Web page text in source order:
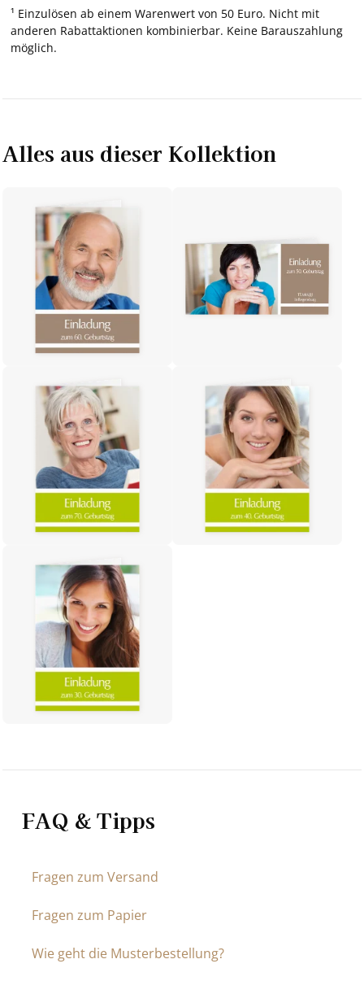
¹ Einzulösen ab einem Warenwert von 50 Euro. Nicht mit
anderen Rabattaktionen kombinierbar. Keine Barauszahlung
möglich.
Alles aus dieser Kollektion
FAQ & Tipps
Fragen zum Versand
Fragen zum Papier
Wie geht die Musterbestellung?